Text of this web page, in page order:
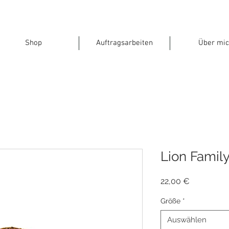
Shop Auftragsarbeiten Über
Lion
22,00 €
Größe *
Auswählen